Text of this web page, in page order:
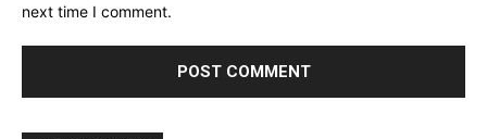
next time I comment.